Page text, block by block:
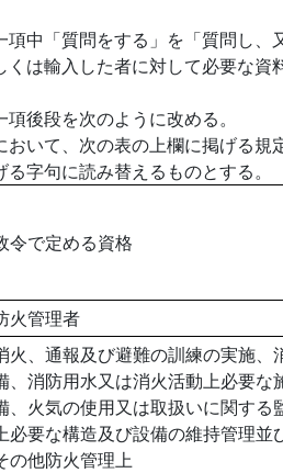
項中「質問をする」を「質問し
くは輸入した者に対して必要な
後段を次のように改める。
おいて、次の表の上欄に掲げる
字句に読み替えるものとする。
令で定める資格
火管理者
火、通報及び避難の訓練の実施、
、消防用水又は消火活動上必要な
、火気の使用又は取扱いに関する
必要な構造及び設備の維持管理並
の他防火管理上